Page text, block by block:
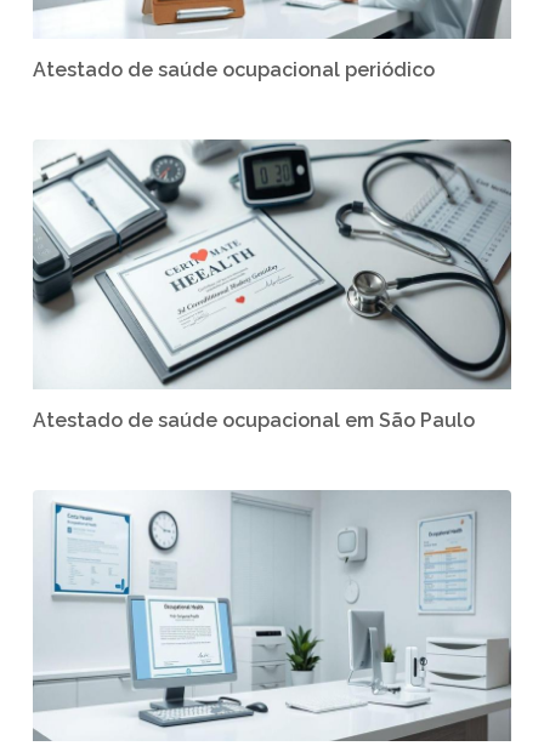
Atestado de saúde ocupacional periódico
Atestado de saúde ocupacional em São Paulo